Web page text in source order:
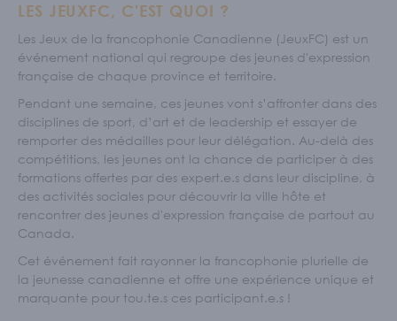
LES JEUXFC, C'EST QUOI ?
Les Jeux de la francophonie Canadienne (JeuxFC) est un
événement national qui regroupe des jeunes d'expression
française de chaque province et territoire.
Pendant une semaine, ces jeunes vont s’affronter dans des
disciplines de sport, d’art et de leadership et essayer de
remporter des médailles pour leur délégation. Au-delà des
compétitions, les jeunes ont la chance de participer à des
formations offertes par des expert.e.s dans leur discipline, à
des activités sociales pour découvrir la ville hôte et
rencontrer des jeunes d'expression française de partout au
Canada.
Cet événement fait rayonner la francophonie plurielle de
la jeunesse canadienne et offre une expérience unique et
marquante pour tou.te.s ces participant.e.s !